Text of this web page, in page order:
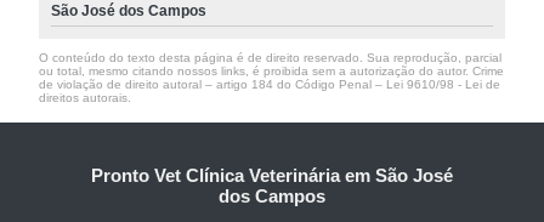
São José dos Campos
O conteúdo do texto desta página é de direito reservado. Sua reprodução, parcial
ou total, mesmo citando nossos links, é proibida sem a autorização do autor. Crime
de violação de direito autoral – artigo 184 do Código Penal – Lei 9610/98 - Lei de
direitos autorais
Pronto Vet Clínica Veterinária em São José
dos Campos